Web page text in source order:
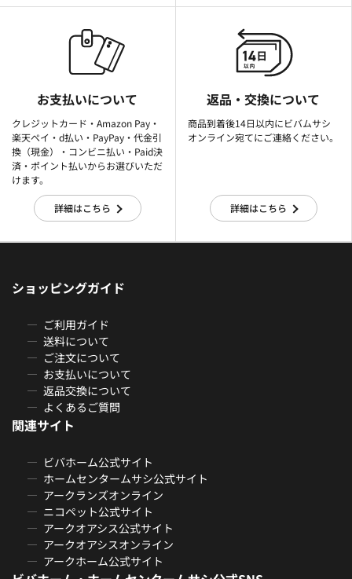
お支払いについて
クレジットカード・Amazon Pay・
楽天ぺイ・d払い・PayPay・代金引
換（現金）・コンビニ払い・Paid決
済・ポイント払いからお選びいただ
けます。
詳細はこちら
返品・交換について
商品到着後14日以内にビバムサシ
オンライン宛てにご連絡ください。
詳細はこちら
ショッピングガイド
ご利用ガイド
送料について
ご注文について
お支払いについて
返品交換について
よくあるご質問
関連サイト
ビバホーム公式サイト
ホームセンタームサシ公式サイト
アークランズオンライン
ニコペット公式サイト
アークオアシス公式サイト
アークオアシスオンライン
アークホーム公式サイト